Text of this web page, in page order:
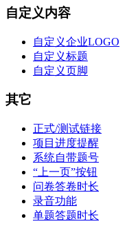
自定义内容
自定义企业LOGO
自定义标题
自定义页脚
其它
正式/测试链接
项目进度提醒
系统自带题号
“上一页”按钮
问卷答卷时长
录音功能
单题答题时长